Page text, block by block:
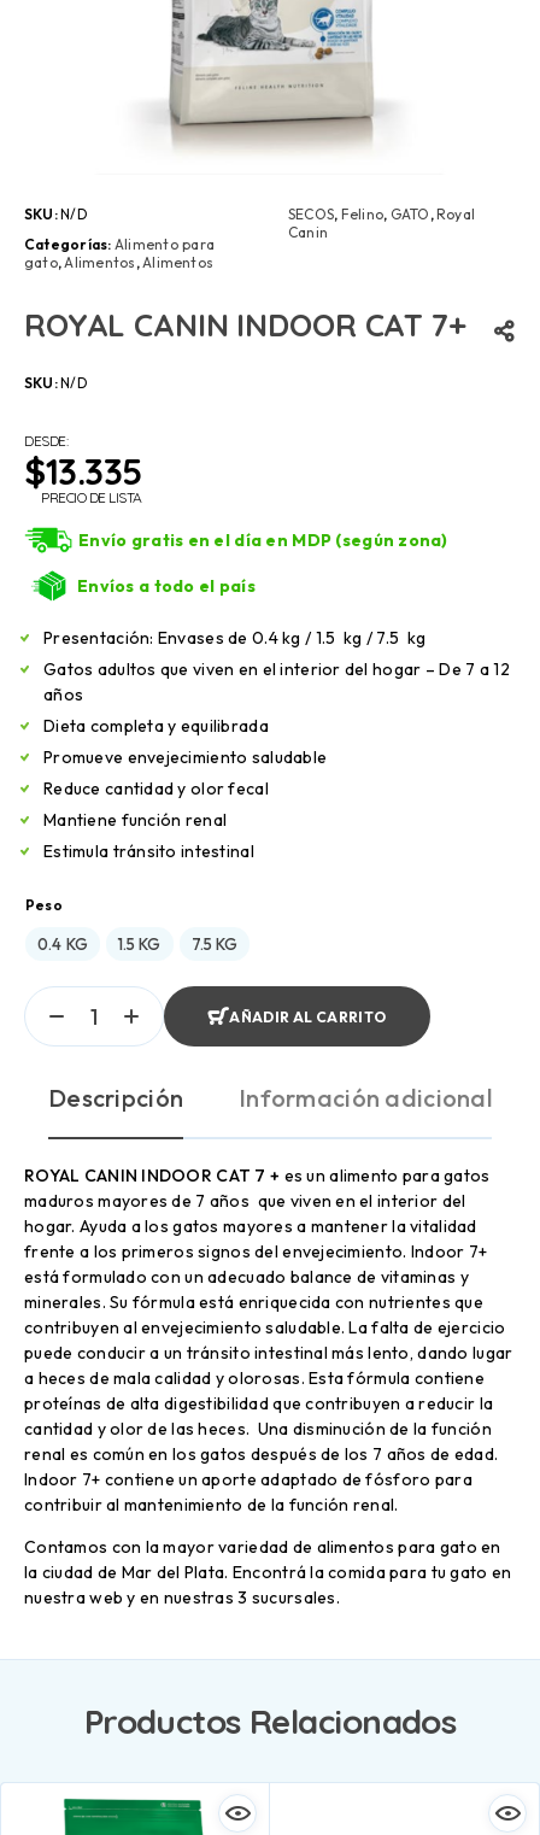
SKU:N/D
Categorías: Alimento para
gato,Alimentos ,Alimentos
SECOS, Felino, GATO ,Royal
Canin
ROYAL CANIN INDOOR CAT 7+
SKU:N/D
DESDE:
$13.335
PRECIO DE LISTA
Envío gratis en el día en MDP (según zona)
Envíos a todo el país
Presentación: Envases de 0.4 kg / 1.5 kg / 7.5 kg
Gatos adultos que viven en el interior del hogar – De 7 a 12
años
Dieta completa y equilibrada
Promueve envejecimiento saludable
Reduce cantidad y olor fecal
Mantiene función renal
Estimula tránsito intestinal
Peso
0.4 KG 1.5 KG 7.5 KG
AÑADIR AL CARRITO
Descripción Información adicional
ROYAL CANIN INDOOR CAT 7 + es un alimento para gatos
maduros mayores de 7 años que viven en el interior del
hogar. Ayuda a los gatos mayores a mantener la vitalidad
frente a los primeros signos del envejecimiento. Indoor 7+
está formulado con un adecuado balance de vitaminas y
minerales. Su fórmula está enriquecida con nutrientes que
contribuyen al envejecimiento saludable. La falta de ejercicio
puede conducir a un tránsito intestinal más lento, dando lugar
a heces de mala calidad y olorosas. Esta fórmula contiene
proteínas de alta digestibilidad que contribuyen a reducir la
cantidad y olor de las heces. Una disminución de la función
renal es común en los gatos después de los 7 años de edad.
Indoor 7+ contiene un aporte adaptado de fósforo para
contribuir al mantenimiento de la función renal.
Contamos con la mayor variedad de alimentos para gato en
la ciudad de Mar del Plata. Encontrá la comida para tu gato en
nuestra web y en nuestras 3 sucursales.
Productos Relacionados